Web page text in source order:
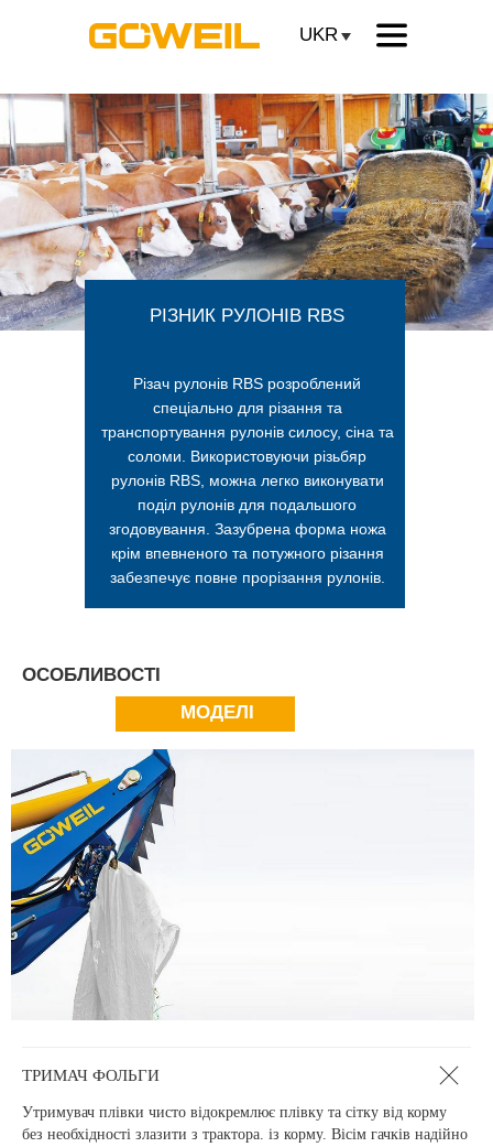
UKR
РІЗНИК РУЛОНІВ RBS
Різач рулонів RBS розроблений
спеціально для різання та
транспортування рулонів силосу, сіна та
соломи. Використовуючи різьбяр
рулонів RBS, можна легко виконувати
поділ рулонів для подальшого
згодовування. Зазубрена форма ножа
крім впевненого та потужного різання
забезпечує повне прорізання рулонів.
ОСОБЛИВОСТІ
МОДЕЛІ
ТРИМАЧ ФОЛЬГИ
Утримувач плівки чисто відокремлює плівку та сітку від корму
без необхідності злазити з трактора. із корму. Вісім гачків надійно